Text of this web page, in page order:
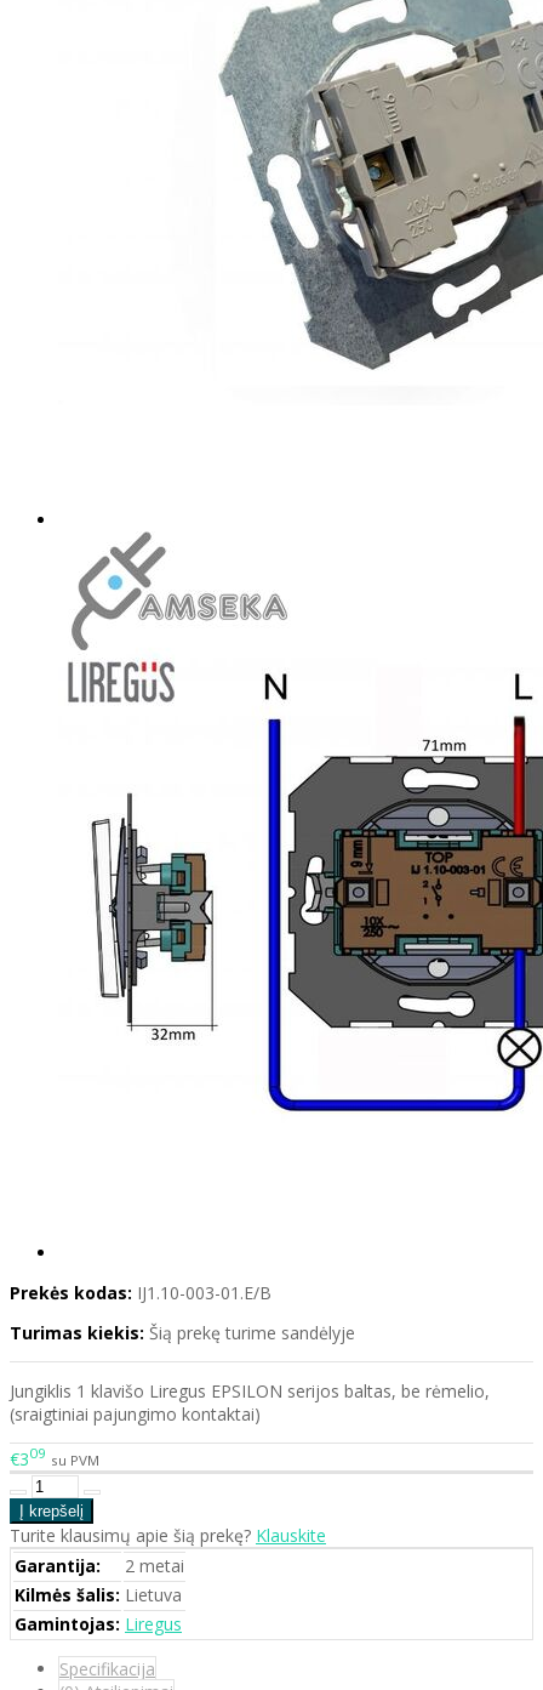
Prekės kodas: IJ1.10-003-01.E/B
Turimas kiekis: Šią prekę turime sandėlyje
Jungiklis 1 klavišo Liregus EPSILON serijos baltas, be rėmelio,
(sraigtiniai pajungimo kontaktai)
€309 su PVM
Turite klausimų apie šią prekę? Klauskite
Garantija:
2 metai
Kilmės šalis: Lietuva
Gamintojas: Liregus
Specifikacija